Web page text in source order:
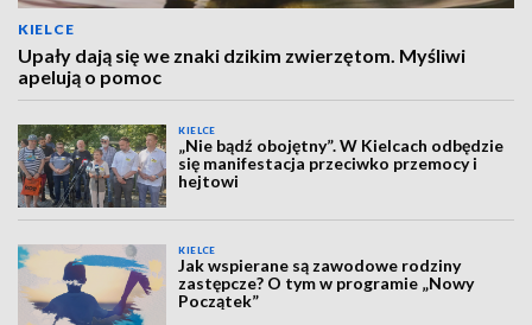
KIELCE
Upały dają się we znaki dzikim zwierzętom. Myśliwi
apelują o pomoc
KIELCE
„Nie bądź obojętny”. W Kielcach odbędzie
się manifestacja przeciwko przemocy i
hejtowi
KIELCE
Jak wspierane są zawodowe rodziny
zastępcze? O tym w programie „Nowy
Początek”